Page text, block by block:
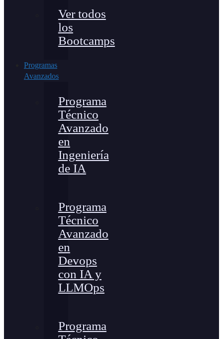
Ver todos
los
Bootcamps
Programas
Avanzados
Programa
Técnico
Avanzado
en
Ingeniería
de IA
Programa
Técnico
Avanzado
en
Devops
con IA y
LLMOps
Programa